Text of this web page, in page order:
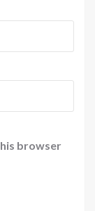
browser